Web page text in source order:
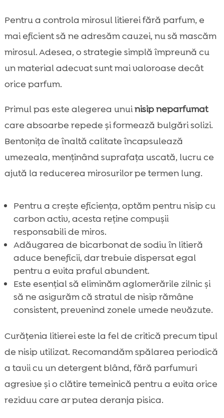
Pentru a controla mirosul litierei fără parfum, e
mai eficient să ne adresăm cauzei, nu să mascăm
mirosul. Adesea, o strategie simplă împreună cu
un material adecvat sunt mai valoroase decât
orice parfum.
Primul pas este alegerea unuinisip neparfumat
care absoarbe repede și formează bulgări solizi.
Bentonița de înaltă calitate încapsulează
umezeala, menținând suprafața uscată, lucru ce
ajută la reducerea mirosurilor pe termen lung.
Pentru a crește eficiența, optăm pentru nisip cu
carbon activ, acesta reține compușii
responsabili de miros.
Adăugarea de bicarbonat de sodiu în litieră
aduce beneficii, dar trebuie dispersat egal
pentru a evita praful abundent.
Este esențial să eliminăm aglomerările zilnic și
să ne asigurăm că stratul de nisip rămâne
consistent, prevenind zonele umede nevăzute.
Curățenia litierei este la fel de critică precum tipul
de nisip utilizat. Recomandăm spălarea periodică
a tavii cu un detergent blând, fără parfumuri
agresive și o clătire temeinică pentru a evita orice
reziduu care ar putea deranja pisica.